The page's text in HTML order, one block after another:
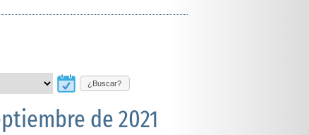
¿Buscar?
de 2021